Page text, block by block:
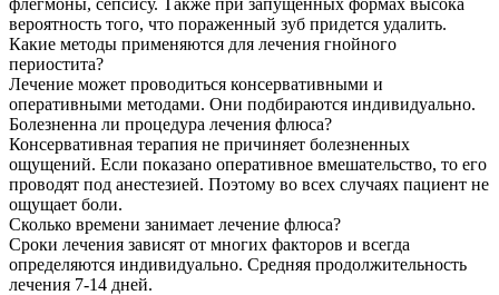
вероятность того, что пораженный зуб придется удалить.
Какие методы применяются для лечения гнойного
периостита?
Лечение может проводиться консервативными и
оперативными методами. Они подбираются индивидуально.
Болезненна ли процедура лечения флюса?
Консервативная терапия не причиняет болезненных
ощущений. Если показано оперативное вмешательство, то его
проводят под анестезией. Поэтому во всех случаях пациент не
ощущает боли.
Сколько времени занимает лечение флюса?
Сроки лечения зависят от многих факторов и всегда
определяются индивидуально. Средняя продолжительность
лечения 7-14 дней.